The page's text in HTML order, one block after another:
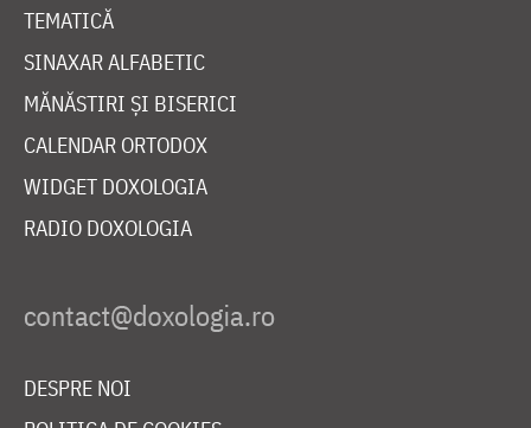
TEMATICĂ
SINAXAR ALFABETIC
MĂNĂSTIRI ȘI BISERICI
CALENDAR ORTODOX
WIDGET DOXOLOGIA
RADIO DOXOLOGIA
DESPRE NOI